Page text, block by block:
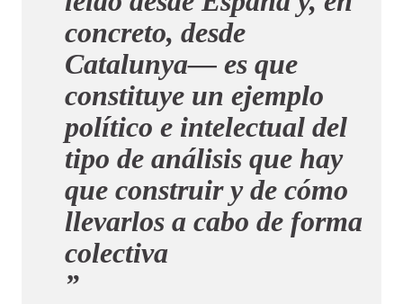
concreto, desde
Catalunya— es que
constituye un ejemplo
político e intelectual del
tipo de análisis que hay
que construir y de cómo
llevarlos a cabo de forma
colectiva